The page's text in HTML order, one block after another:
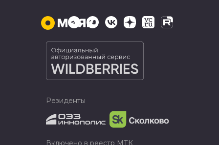
Резиденты
Включено в реестр МТК